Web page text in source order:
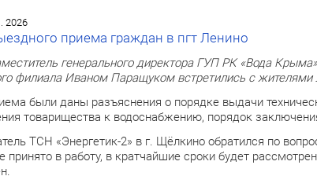
2026
приема граждан в пгт Ленино
генерального директора ГУП РК «Вода
филиала Иваном Паращуком встретились с жителями
были даны разъяснения о порядке выдачи
товарищества к водоснабжению, порядок
ТСН «Энергетик-2» в г. Щёлкино обратился по
принято в работу, в кратчайшие сроки будет